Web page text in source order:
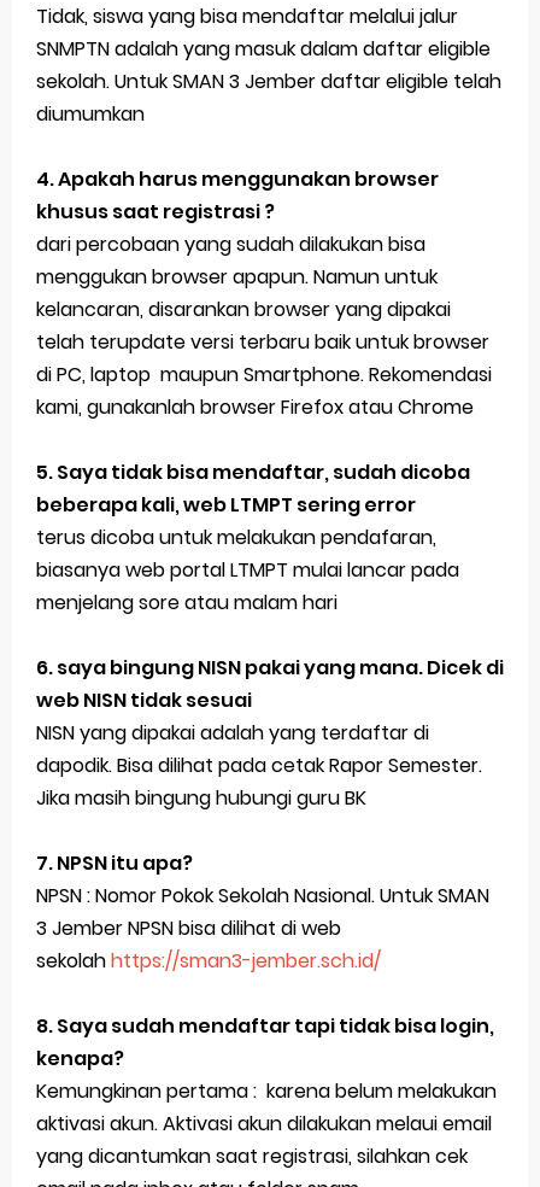
Tidak, siswa yang bisa mendaftar melalui jalur
SNMPTN adalah yang masuk dalam daftar eligible
sekolah. Untuk SMAN 3 Jember daftar eligible telah
diumumkan
4. Apakah harus menggunakan browser
khusus saat registrasi ?
dari percobaan yang sudah dilakukan bisa
menggukan browser apapun. Namun untuk
kelancaran, disarankan browser yang dipakai
telah terupdate versi terbaru baik untuk browser
di PC, laptop maupun Smartphone. Rekomendasi
kami, gunakanlah browser Firefox atau Chrome
5. Saya tidak bisa mendaftar, sudah dicoba
beberapa kali, web LTMPT sering error
terus dicoba untuk melakukan pendafaran,
biasanya web portal LTMPT mulai lancar pada
menjelang sore atau malam hari
6. saya bingung NISN pakai yang mana. Dicek di
web NISN tidak sesuai
NISN yang dipakai adalah yang terdaftar di
dapodik. Bisa dilihat pada cetak Rapor Semester.
Jika masih bingung hubungi guru BK
7. NPSN itu apa?
NPSN : Nomor Pokok Sekolah Nasional. Untuk SMAN
3 Jember NPSN bisa dilihat di web
sekolahhttps://sman3-jember.sch.id/
8. Saya sudah mendaftar tapi tidak bisa login,
kenapa?
Kemungkinan pertama : karena belum melakukan
aktivasi akun. Aktivasi akun dilakukan melaui email
yang dicantumkan saat registrasi, silahkan cek